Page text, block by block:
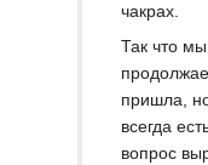
чакрах.
Так что
пришла,
всегда
вопрос